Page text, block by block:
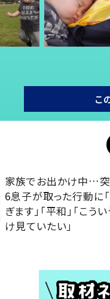
こ
家族でお出かけ中…突
6息子が取った行動に
ぎます」「平和」「こう
け見ていたい」